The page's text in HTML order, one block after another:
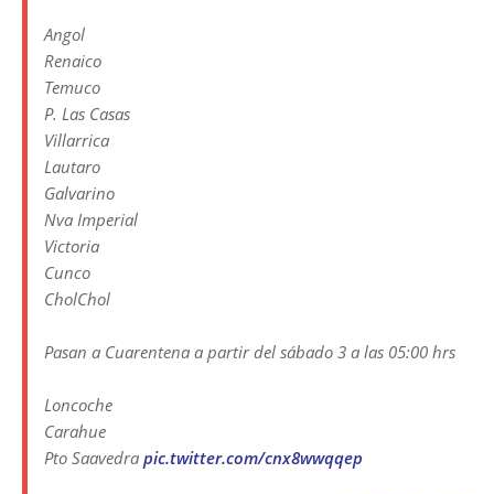
Angol
Renaico
Temuco
P. Las Casas
Villarrica
Lautaro
Galvarino
Nva Imperial
Victoria
Cunco
CholChol
Pasan a Cuarentena a partir del sábado 3 a las 05:00 hrs
Loncoche
Carahue
Pto Saavedra pic.twitter.com/cnx8wwqqep